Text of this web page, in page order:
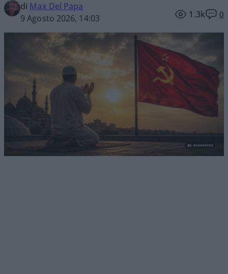
di Max Del Papa
9 Agosto 2026, 14:03
1.3k 0